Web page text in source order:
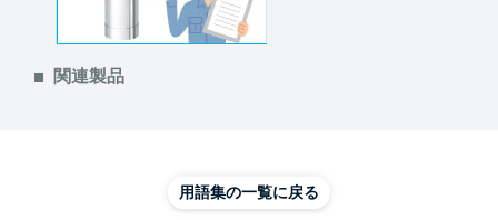
関連製品
用語集の一覧に戻る